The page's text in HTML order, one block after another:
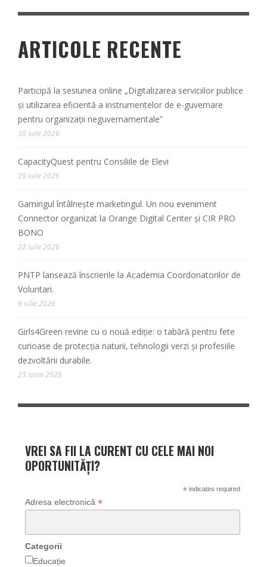
ARTICOLE RECENTE
Participă la sesiunea online „Digitalizarea serviciilor publice
și utilizarea eficientă a instrumentelor de e-guvernare
pentru organizații neguvernamentale”
30 iulie 2026
CapacityQuest pentru Consiliile de Elevi
29 iulie 2026
Gamingul întâlnește marketingul. Un nou eveniment
Connector organizat la Orange Digital Center și CIR PRO
BONO
22 iulie 2026
PNTP lansează înscrierile la Academia Coordonatorilor de
Voluntari.
9 iulie 2026
Girls4Green revine cu o nouă ediție: o tabără pentru fete
curioase de protecția naturii, tehnologii verzi și profesiile
dezvoltării durabile.
23 iunie 2026
VREI SA FII LA CURENT CU CELE MAI NOI
OPORTUNITĂȚI?
*indicates required
Adresa electronică *
Categorii
Educație